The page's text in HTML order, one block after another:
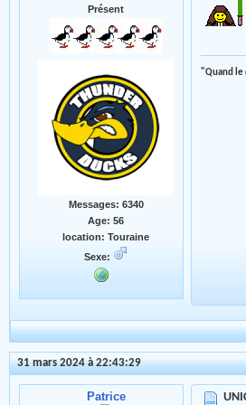
Présent
Messages: 6340
Age: 56
location: Touraine
Sexe:
"Quand le
31 mars 2024 à 22:43:29
Patrice